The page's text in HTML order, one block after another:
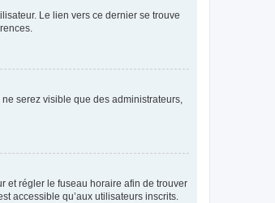
Le lien vers ce dernier se trouve
serez visible que des administrateurs,
et régler le fuseau horaire afin de trouver
accessible qu’aux utilisateurs inscrits.